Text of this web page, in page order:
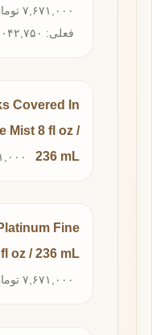
فعلی: ۳,۰۴۲,۷۵۰ تومان.
Covered In
Mist 8 fl oz /
236 mL
Fine
oz / 236 mL
۷,۶۷۱,۰۰۰ تومان